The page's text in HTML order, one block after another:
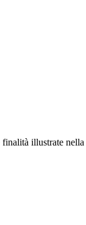
illustrate nella